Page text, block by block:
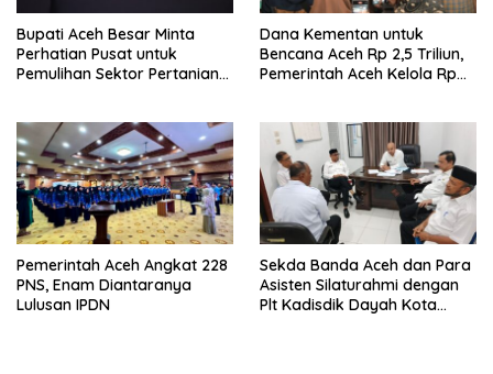
Bupati Aceh Besar Minta
Perhatian Pusat untuk
Pemulihan Sektor Pertanian
Dana Kementan untuk
Bencana Aceh Rp 2,5 Triliun,
Pemerintah Aceh Kelola Rp
Pemerintah Aceh Angkat 228
PNS, Enam Diantaranya
Lulusan IPDN
Sekda Banda Aceh dan Para
Asisten Silaturahmi dengan
Plt Kadisdik Dayah Kota